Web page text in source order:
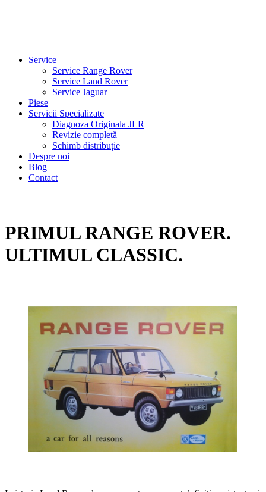
Service
Service Range Rover
Service Land Rover
Service Jaguar
Piese
Servicii Specializate
Diagnoza Originala JLR
Revizie completă
Schimb distribuție
Despre noi
Blog
Contact
PRIMUL RANGE ROVER.
ULTIMUL CLASSIC.